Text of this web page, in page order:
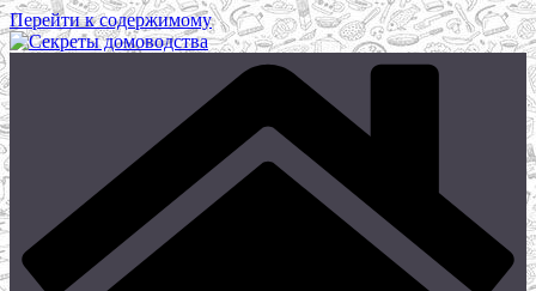
Перейти к содержимому